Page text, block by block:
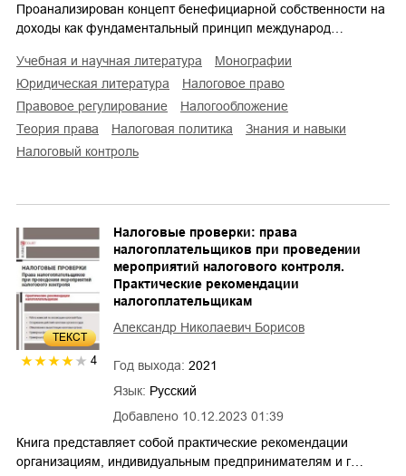
Проанализирован концепт бенефициарной собственности на
доходы как фундаментальный принцип международ…
учебная и научная литература
монографии
юридическая литература
налоговое право
правовое регулирование
налогообложение
теория права
налоговая политика
знания и навыки
налоговый контроль
ТЕКСТ
4
Добавлено 10.12.2023 01:39
Налоговые проверки: права
налогоплательщиков при проведении
мероприятий налогового контроля.
Практические рекомендации
налогоплательщикам
Александр Николаевич Борисов
Год выхода: 2021
Язык: Русский
Книга представляет собой практические рекомендации
организациям, индивидуальным предпринимателям и г…